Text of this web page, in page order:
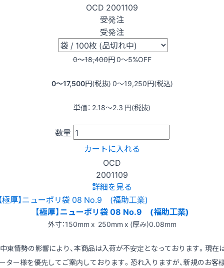
OCD 2001109
受発注
受発注
0〜18,400円0〜5%OFF
0〜17,500円(税抜) 0〜19,250円(税込)
単価： 2.18〜2.3 円(税抜)
数量
カートに入れる
OCD
2001109
詳細を見る
【極厚】ニューポリ袋 08 No.9 (福助工業)
外寸：150mm x 250mm x (厚み)0.08mm
東情勢の影響により、本商品は入荷が不安定となっております。現在
ター様を優先してご案内しております。恐れ入りますが、新規のお客